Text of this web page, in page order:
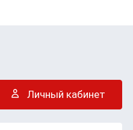
Личный кабинет